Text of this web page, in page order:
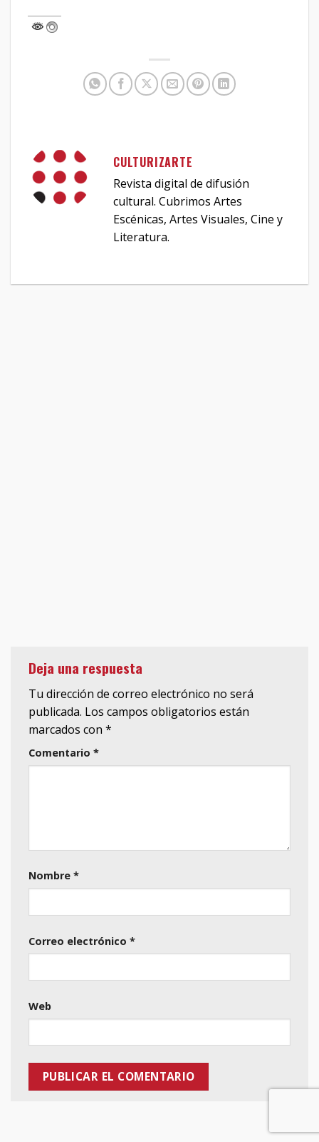
CULTURIZARTE
Revista digital de difusión
cultural. Cubrimos Artes
Escénicas, Artes Visuales, Cine y
Literatura.
Deja una respuesta
Tu dirección de correo electrónico no será
publicada. Los campos obligatorios están
marcados con *
Comentario *
Nombre *
Correo electrónico *
Web